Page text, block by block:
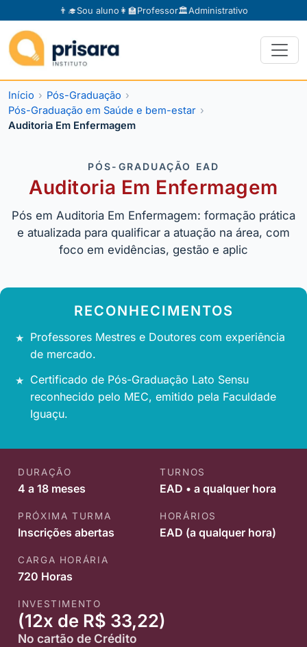
👨‍🎓Sou aluno 👩‍🏫Professor🏛️Administrativo
Início
Pós-Graduação
Pós-Graduação em Saúde e bem-estar
Auditoria Em Enfermagem
PÓS-GRADUAÇÃO EAD
Auditoria Em Enfermagem
Pós em Auditoria Em Enfermagem: formação prática
e atualizada para qualificar a atuação na área, com
foco em evidências, gestão e aplic
RECONHECIMENTOS
Professores Mestres e Doutores com experiência
de mercado.
Certificado de Pós-Graduação Lato Sensu
reconhecido pelo MEC, emitido pela Faculdade
Iguaçu.
DURAÇÃO
4 a 18 meses
TURNOS
EAD • a qualquer hora
PRÓXIMA TURMA
Inscrições abertas
HORÁRIOS
EAD (a qualquer hora)
CARGA HORÁRIA
720 Horas
INVESTIMENTO
(12x de R$ 33,22)
No cartão de Crédito